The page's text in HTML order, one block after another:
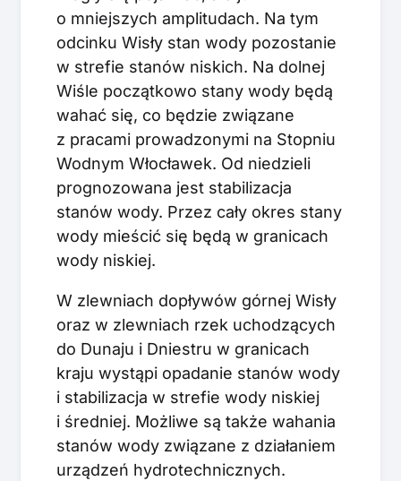
o mniejszych amplitudach. Na tym
odcinku Wisły stan wody pozostanie
w strefie stanów niskich. Na dolnej
Wiśle początkowo stany wody będą
wahać się, co będzie związane
z pracami prowadzonymi na Stopniu
Wodnym Włocławek. Od niedzieli
prognozowana jest stabilizacja
stanów wody. Przez cały okres stany
wody mieścić się będą w granicach
wody niskiej.
W zlewniach dopływów górnej Wisły
oraz w zlewniach rzek uchodzących
do Dunaju i Dniestru w granicach
kraju wystąpi opadanie stanów wody
i stabilizacja w strefie wody niskiej
i średniej. Możliwe są także wahania
stanów wody związane z działaniem
urządzeń hydrotechnicznych.